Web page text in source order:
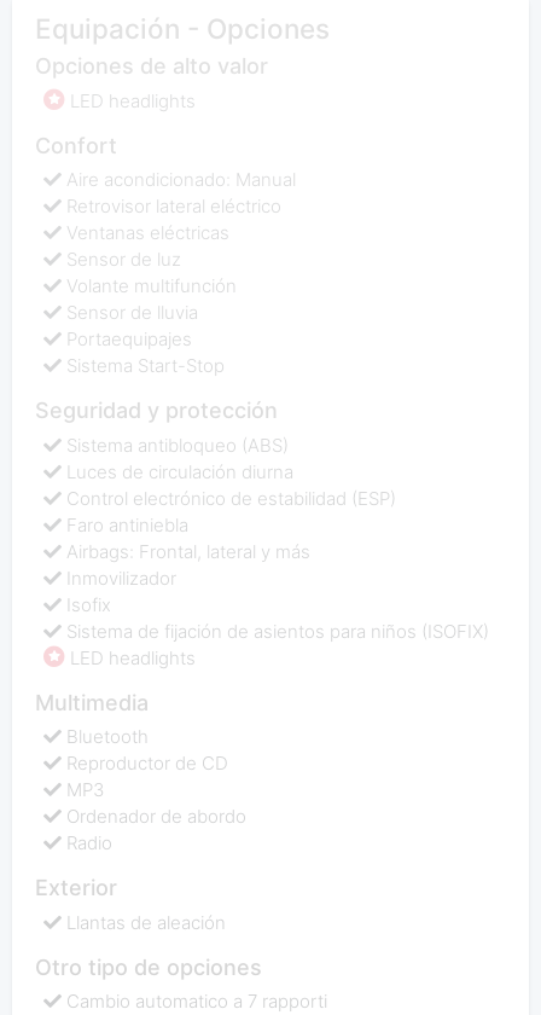
Equipación - Opciones
Opciones de alto valor
LED headlights
Confort
Aire acondicionado: Manual
Retrovisor lateral eléctrico
Ventanas eléctricas
Sensor de luz
Volante multifunción
Sensor de lluvia
Portaequipajes
Sistema Start-Stop
Seguridad y protección
Sistema antibloqueo (ABS)
Luces de circulación diurna
Control electrónico de estabilidad (ESP)
Faro antiniebla
Airbags: Frontal, lateral y más
Inmovilizador
Isofix
Sistema de fijación de asientos para niños (ISOFIX)
LED headlights
Multimedia
Bluetooth
Reproductor de CD
MP3
Ordenador de abordo
Radio
Exterior
Llantas de aleación
Otro tipo de opciones
Cambio automatico a 7 rapporti